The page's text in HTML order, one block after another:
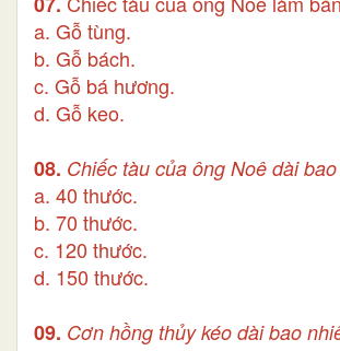
a. Gỗ tùng.
b. Gỗ bách.
c. Gỗ bá hương.
d. Gỗ keo.
08. Chiếc tàu của ông Noê dài
a. 40 thước.
b. 70 thước.
c. 120 thước.
d. 150 thước.
09. Cơn hồng thủy kéo dài bao